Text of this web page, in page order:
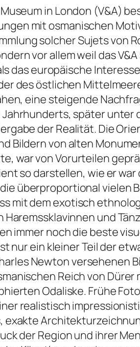
in London (V&A)
mit osmanischen
solcher Sujets von
vor allem weil das
das europäische
des östlichen
eine steigende
Jahrhunderts, später
der Realität. Die
Bildern von alten
war von Vorurteilen
so darstellen, wie er
überproportional vielen
mit dem exotisch
Haremssklavinnen und
immer noch die beste
nur ein kleiner Teil der
Newton versehenen
Reich von
Odaliske. Frühe
realistisch
exakte
der Region und ihrer